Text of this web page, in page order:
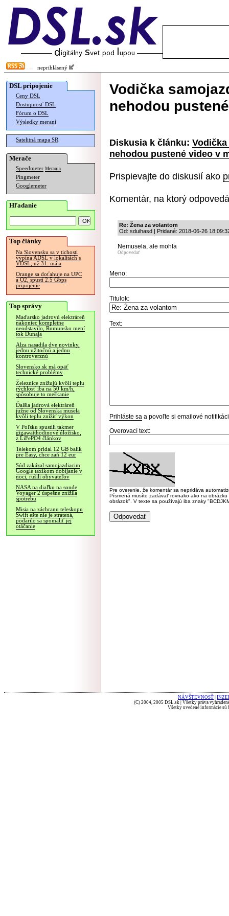
neprihlásený
DSL pripojenie
Ceny DSL
Dostupnosť DSL
Fórum o DSL
Výsledky meraní
Satelitná mapa SR
Merače
Speedmeter Merania
Pingmeter
Googlemeter
Hľadanie
Top články
Na Slovensku sa v tichosti
vypína ADSL v lokalitách s
VDSL, už 31. mája
Orange sa doťahuje na UPC
a O2, spustí 2.5 Gbps
pripojenie
Top správy
Maďarsko jadrovú elektráreň
nakoniec kompletne
neodstavilo, Rumunsko mení
tok Dunaja
Alza nasadila dve novinky,
jednu užitočnú a jednu
kontroverznú
Slovensko.sk má opäť
technické problémy
Železnice znižujú kvôli teplu
rýchlosť iba na 50 km/h,
spôsobuje to meškanie
Ďalšia jadrová elektráreň
južne od Slovenska musela
kvôli teplu znížiť výkon
V Poľsku spustili takmer
gigawatthodinové úložisko,
z LiFePO4 článkov
Telekom pridal 12 GB balík
pre Easy, chce zaň 12 eur
Súd zakázal samojazdiacim
Google taxíkom dobíjanie v
noci, rušili obyvateľov
NASA na diaľku na sonde
Voyager 2 úspešne znížila
spotrebu
Misia na záchranu teleskopu
Swift ešte nie je stratená,
podarilo sa spomaliť jej
otáčanie
Vodička
nehodou
Diskusia k článku:
nehodou pustené video v
Prispievajte do diskusií ako
Komentár, na ktorý
Re: Žena za volantom
Od: sduihasd | Pridané: 2018-06-26
Nemusela, ale mohla
Odpovedať
Meno:
Titulok:
Text:
Prihláste sa a povoľte si emailové
Overovací text:
Pre overenie, že komentár sa nepridáva
Písmená musíte zadávať rovnako ako na
obrázok". V texte sa používajú iba znaky
NÁVŠTEVNOSŤ
(C) 2004, 2005 DSL.sk | Všetky práva
Všetky uvedené informácie sú